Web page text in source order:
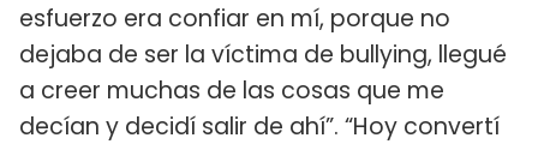
esfuerzo era confiar en mí, porque no
dejaba de ser la víctima de bullying, llegué
a creer muchas de las cosas que me
decían y decidí salir de ahí”. “Hoy convertí